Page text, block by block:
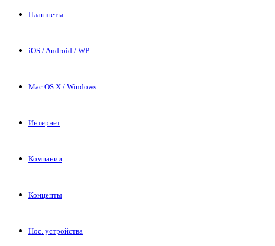
Планшеты
iOS / Android / WP
Mac OS X / Windows
Интернет
Компании
Концепты
Нос. устройства